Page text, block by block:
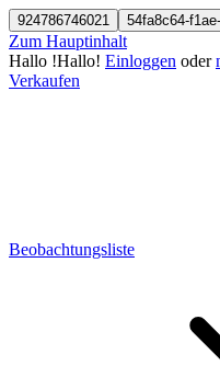
924786746021 54fa8c64-
Zum Hauptinhalt
Hallo !Hallo! Einloggen oder
Verkaufen
Beobachtungsliste